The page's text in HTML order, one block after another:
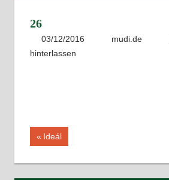
26
03/12/2016 mudi.de
hinterlassen
Vorheriger
Ideál